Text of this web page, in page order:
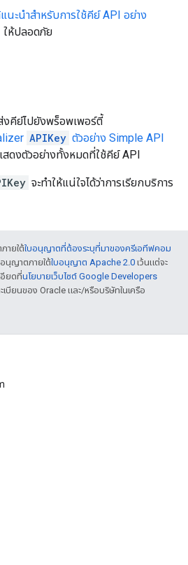
ะนำสำหรับการใช้คีย์ API อย่าง
ให้ปลอดภัย
งคีย์ไปยังพร็อพเพอร์ตี้
APIKey ตัวอย่าง Simple API
สดงตัวอย่างทั้งหมดที่ใช้คีย์ API
จะทำให้แน่ใจได้ว่าการเรียกบริการ
ายใต้ใบอนุญาตที่ต้องระบุที่มาของครีเอทีฟคอม
นุญาตภายใต้ใบอนุญาต Apache 2.0 เว้นแต่จะ
อียดที่นโยบายเว็บไซต์ Google Developers
เบียนของ Oracle และ/หรือบริษัทในเครือ